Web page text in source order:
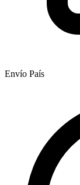
Envío País